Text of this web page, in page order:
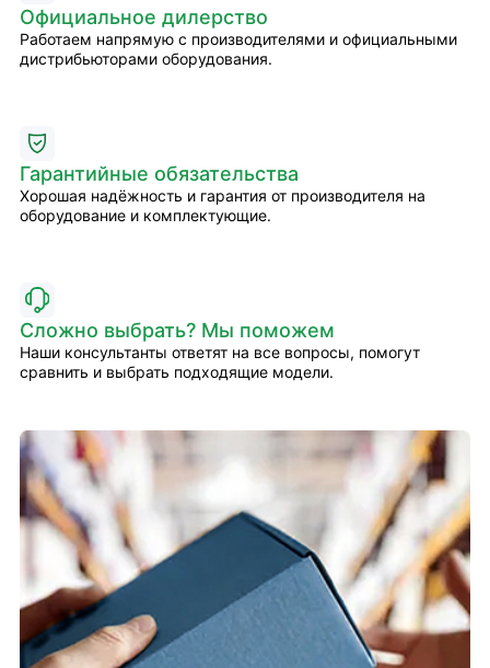
Официальное дилерство
Работаем напрямую с производителями и официальными
дистрибьюторами оборудования.
Гарантийные обязательства
Хорошая надёжность и гарантия от производителя на
оборудование и комплектующие.
Сложно выбрать? Мы поможем
Наши консультанты ответят на все вопросы, помогут
сравнить и выбрать подходящие модели.